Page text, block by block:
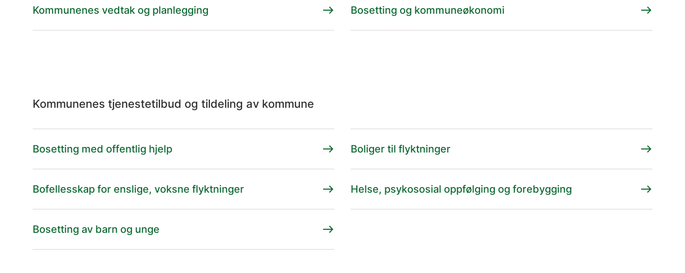
Kommunenes vedtak og planlegging east Bosetting og kommuneøkonomi east
Kommunenes tjenestetilbud og tildeling av kommune
Bosetting med offentlig hjelp east Boliger til flyktninger east
Bofellesskap for enslige, voksne flyktninger east Helse, psykososial oppfølging og forebygging east
Bosetting av barn og unge east